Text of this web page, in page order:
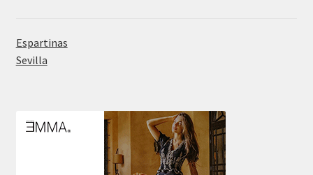
Espartinas
Sevilla